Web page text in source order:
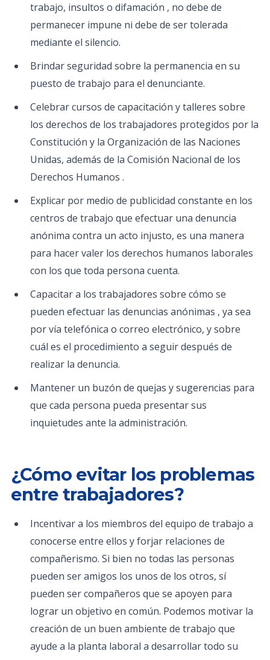
trabajo, insultos o difamación , no debe de
permanecer impune ni debe de ser tolerada
mediante el silencio.
Brindar seguridad sobre la permanencia en su
puesto de trabajo para el denunciante.
Celebrar cursos de capacitación y talleres sobre
los derechos de los trabajadores protegidos por la
Constitución y la Organización de las Naciones
Unidas, además de la Comisión Nacional de los
Derechos Humanos .
Explicar por medio de publicidad constante en los
centros de trabajo que efectuar una denuncia
anónima contra un acto injusto, es una manera
para hacer valer los derechos humanos laborales
con los que toda persona cuenta.
Capacitar a los trabajadores sobre cómo se
pueden efectuar las denuncias anónimas , ya sea
por vía telefónica o correo electrónico, y sobre
cuál es el procedimiento a seguir después de
realizar la denuncia.
Mantener un buzón de quejas y sugerencias para
que cada persona pueda presentar sus
inquietudes ante la administración.
¿Cómo evitar los problemas
entre trabajadores?
Incentivar a los miembros del equipo de trabajo a
conocerse entre ellos y forjar relaciones de
compañerismo. Si bien no todas las personas
pueden ser amigos los unos de los otros, sí
pueden ser compañeros que se apoyen para
lograr un objetivo en común. Podemos motivar la
creación de un buen ambiente de trabajo que
ayude a la planta laboral a desarrollar todo su